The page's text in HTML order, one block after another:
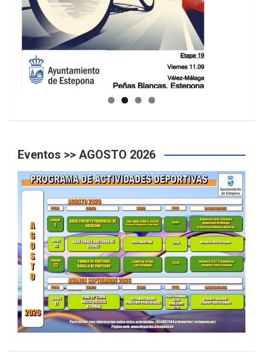
GUIA DE INSTALACIONES DEPORTIVAS
Eventos >> AGOSTO 2026